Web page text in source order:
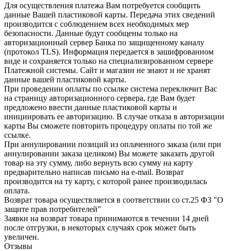
Для осуществления платежа Вам потребуется сообщить
данные Вашей пластиковой карты. Передача этих сведений
производится с соблюдением всех необходимых мер
безопасности. Данные будут сообщены только на
авторизационный сервер Банка по защищенному каналу
(протокол TLS). Информация передается в зашифрованном
виде и сохраняется только на специализированном сервере
Платежной системы. Сайт и магазин не знают и не хранят
данные вашей пластиковой карты.
При проведении оплаты по ссылке система переключит Вас
на страницу авторизационного сервера, где Вам будет
предложено ввести данные пластиковой карты и
инициировать ее авторизацию. В случае отказа в авторизации
карты Вы сможете повторить процедуру оплаты по той же
ссылке.
При аннулировании позиций из оплаченного заказа (или при
аннулировании заказа целиком) Вы можете заказать другой
товар на эту сумму, либо вернуть всю сумму на карту
предварительно написав письмо на e-mail. Возврат
производится на ту карту, с которой ранее производилась
оплата.
Возврат товара осуществляется в соответствии со ст.25 ФЗ "О
защите прав потребителей"
Заявки на возврат товара принимаются в течении 14 дней
после отгрузки, в некоторых случаях срок может быть
увеличен.
Отзывы